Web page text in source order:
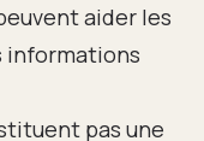
aider les
informations
pas une